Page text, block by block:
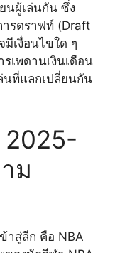
นผู้เล่นกัน ซึ่ง
ารดราฟท์ (Draft
เงื่อนไขใด ๆ
รเพดานเงินเดือน
ที่แลกเปลี่ยนกัน
2025-
ม
าสู่ลีก คือ NBA